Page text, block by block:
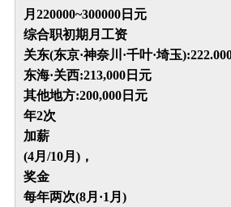
月220000~300000日元
综合职初期月工资
关东(东京·神奈川·千叶·埼玉
东海·关西:213,000日元
其他地方:200,000日元
年2次
加薪
(4月/10月)，
奖金
每年两次(8月·1月)